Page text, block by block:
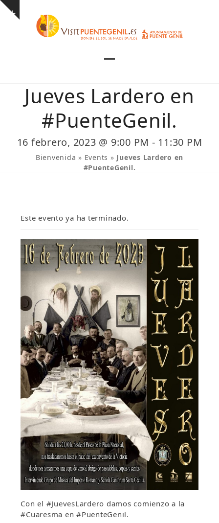
Skip
Show
mobile
menu
mobile
menu
Jueves Lardero en
#PuenteGenil.
16 febrero, 2023 @ 9:00 PM - 11:30 PM
Bienvenida » Events » Jueves Lardero en
#PuenteGenil.
Este evento ya ha terminado.
Con el #JuevesLardero damos comienzo a la
#Cuaresma en #PuenteGenil.